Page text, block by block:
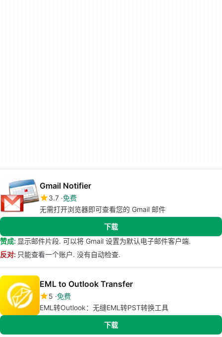
Gmail Notifier
3.7 免费
无需打开浏览器即可查看您的 Gmail 邮件
下载
赞成: 显示邮件片段. 可以将 Gmail 设置为默认电子邮件客户端.
反对: 只能查看一个账户. 没有自动检查.
EML to Outlook Transfer
5 免费
EML转Outlook：无缝EML转PST转换工具
下载